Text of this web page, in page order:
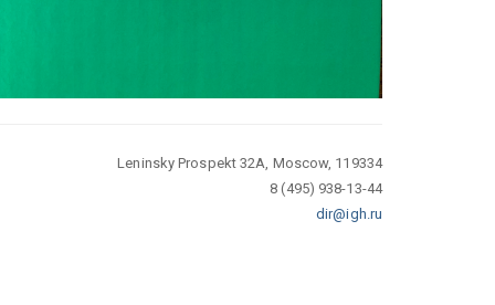
Leninsky Prospekt 32A, Moscow, 119334
8 (495) 938-13-44
dir@igh.ru